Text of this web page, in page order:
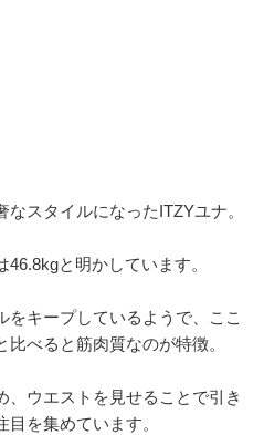
スタイルになったITZYユナ。
と明かしています。
キープしているようで、ここ
べると筋肉質なのが特徴。
、ウエストを見せることで引き
を集めています。